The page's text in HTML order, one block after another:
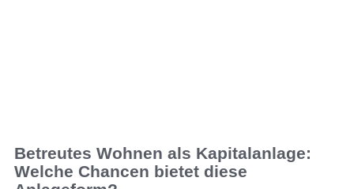
Betreutes Wohnen als Kapitalanlage:
Welche Chancen bietet diese